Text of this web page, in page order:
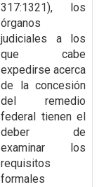
317:1321), los
órganos
judiciales a los
que cabe
expedirse acerca
de la concesión
del remedio
federal tienen el
deber de
examinar los
requisitos
formales